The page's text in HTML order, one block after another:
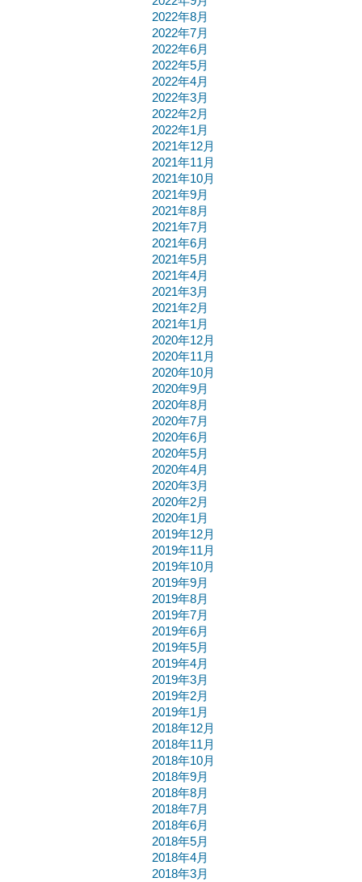
2022年8月
2022年7月
2022年6月
2022年5月
2022年4月
2022年3月
2022年2月
2022年1月
2021年12月
2021年11月
2021年10月
2021年9月
2021年8月
2021年7月
2021年6月
2021年5月
2021年4月
2021年3月
2021年2月
2021年1月
2020年12月
2020年11月
2020年10月
2020年9月
2020年8月
2020年7月
2020年6月
2020年5月
2020年4月
2020年3月
2020年2月
2020年1月
2019年12月
2019年11月
2019年10月
2019年9月
2019年8月
2019年7月
2019年6月
2019年5月
2019年4月
2019年3月
2019年2月
2019年1月
2018年12月
2018年11月
2018年10月
2018年9月
2018年8月
2018年7月
2018年6月
2018年5月
2018年4月
2018年3月